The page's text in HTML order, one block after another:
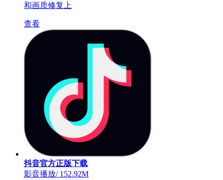
和画质修复上
查看
抖音官方正版下载
影音播放/152.92M